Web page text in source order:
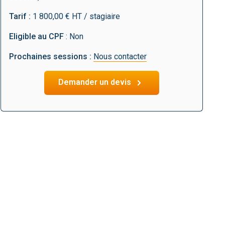
Tarif : 1 800,00 € HT / stagiaire
Eligible au CPF : Non
Prochaines sessions : Nous contacter
Demander un devis